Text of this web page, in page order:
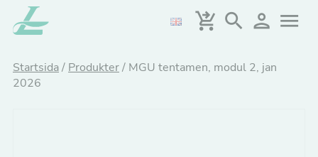
Hoppa
till
Startsida/ Produkter/ MGU tentamen, modul 2, jan
2026